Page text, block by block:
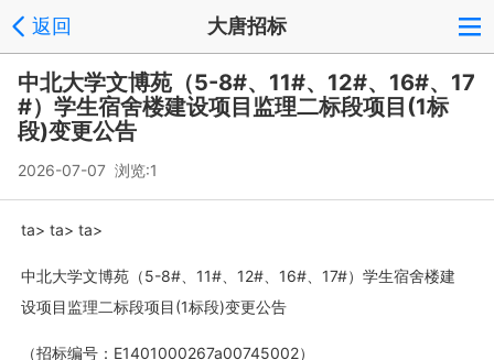
返回 大唐招标
中北大学文博苑（5-8#、11#、12#、16#、17
#）学生宿舍楼建设项目监理二标段项目(1标
段)变更公告
2026-07-07 浏览:1
ta> ta> ta>
中北大学文博苑（5-8#、11#、12#、16#、17#）学生宿舍楼建
设项目监理二标段项目(1标段)变更公告
（招标编号：E1401000267a00745002）